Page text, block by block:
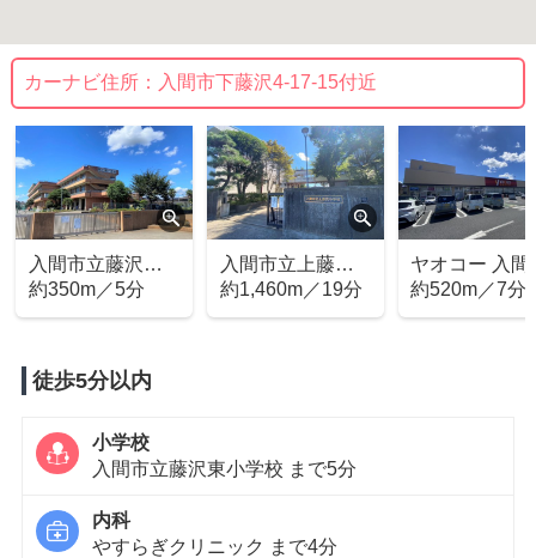
カーナビ住所： 入間市下藤沢4-17-15付近
入間市立藤沢東
小学校
約350m／5分
入間市立上藤沢
中学校
約1,460m／19分
ヤオコー 入間
藤沢店
約520m／7分
徒歩5分以内
小学校
入間市立藤沢東小学校 まで5分
内科
やすらぎクリニック まで4分